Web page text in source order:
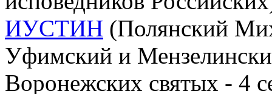
ИУСТИН (Полянский
Уфимский и
Воронежских святых - 4